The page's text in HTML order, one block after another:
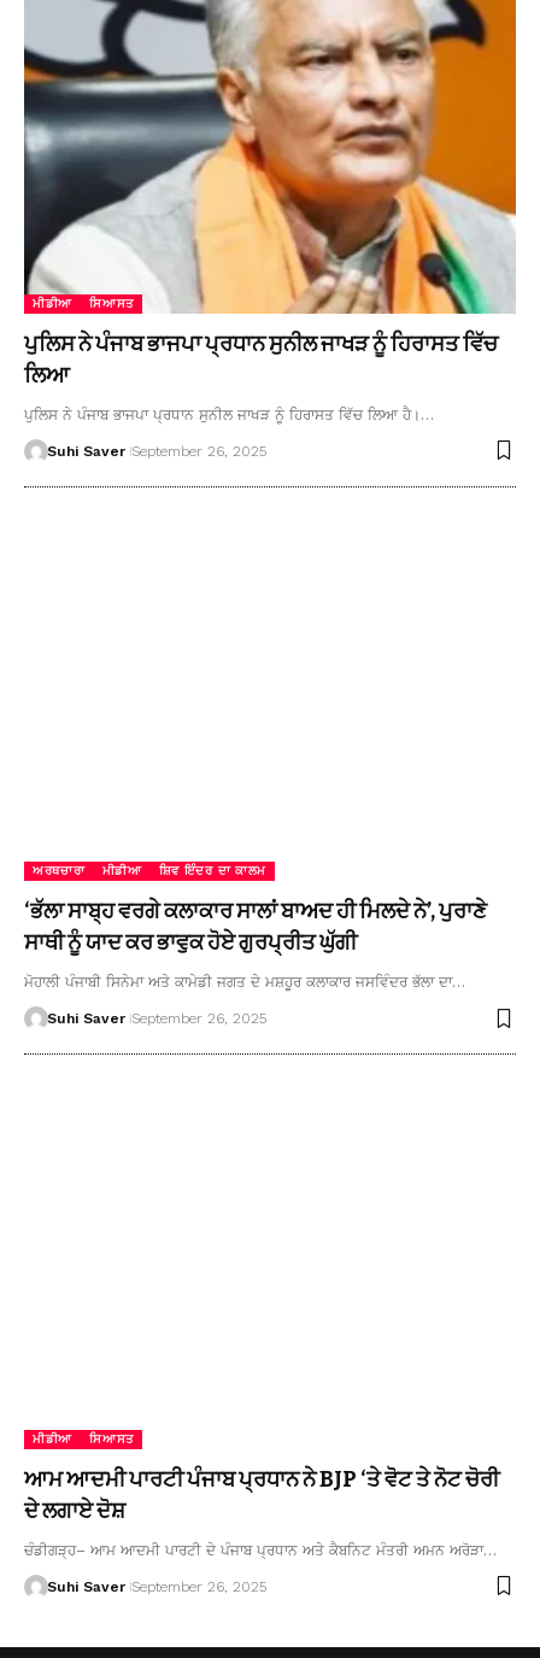
ਮੀਡੀਆ ਸਿਆਸਤ
ਪੁਲਿਸ ਨੇ ਪੰਜਾਬ ਭਾਜਪਾ ਪ੍ਰਧਾਨ ਸੁਨੀਲ ਜਾਖੜ ਨੂੰ ਹਿਰਾਸਤ ਵਿੱਚ
ਲਿਆ
ਪੁਲਿਸ ਨੇ ਪੰਜਾਬ ਭਾਜਪਾ ਪ੍ਰਧਾਨ ਸੁਨੀਲ ਜਾਖੜ ਨੂੰ ਹਿਰਾਸਤ ਵਿੱਚ ਲਿਆ ਹੈ।…
Suhi Saver September 26, 2025
ਅਰਥਚਾਰਾ ਮੀਡੀਆ ਸ਼ਿਵ ਇੰਦਰ ਦਾ ਕਾਲਮ
‘ਭੱਲਾ ਸਾਬ੍ਹ ਵਰਗੇ ਕਲਾਕਾਰ ਸਾਲਾਂ ਬਾਅਦ ਹੀ ਮਿਲਦੇ ਨੇ’, ਪੁਰਾਣੇ
ਸਾਥੀ ਨੂੰ ਯਾਦ ਕਰ ਭਾਵੁਕ ਹੋਏ ਗੁਰਪ੍ਰੀਤ ਘੁੱਗੀ
ਮੋਹਾਲੀ ਪੰਜਾਬੀ ਸਿਨੇਮਾ ਅਤੇ ਕਾਮੇਡੀ ਜਗਤ ਦੇ ਮਸ਼ਹੂਰ ਕਲਾਕਾਰ ਜਸਵਿੰਦਰ ਭੱਲਾ ਦਾ…
Suhi Saver September 26, 2025
ਮੀਡੀਆ ਸਿਆਸਤ
ਆਮ ਆਦਮੀ ਪਾਰਟੀ ਪੰਜਾਬ ਪ੍ਰਧਾਨ ਨੇ BJP ‘ਤੇ ਵੋਟ ਤੇ ਨੋਟ ਚੋਰੀ
ਦੇ ਲਗਾਏ ਦੋਸ਼
ਚੰਡੀਗੜ੍ਹ– ਆਮ ਆਦਮੀ ਪਾਰਟੀ ਦੇ ਪੰਜਾਬ ਪ੍ਰਧਾਨ ਅਤੇ ਕੈਬਨਿਟ ਮੰਤਰੀ ਅਮਨ ਅਰੋੜਾ…
Suhi Saver September 26, 2025